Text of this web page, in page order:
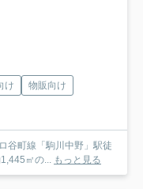
け
物販向け
谷町線「駒川中野」駅徒
㎡の... もっと見る